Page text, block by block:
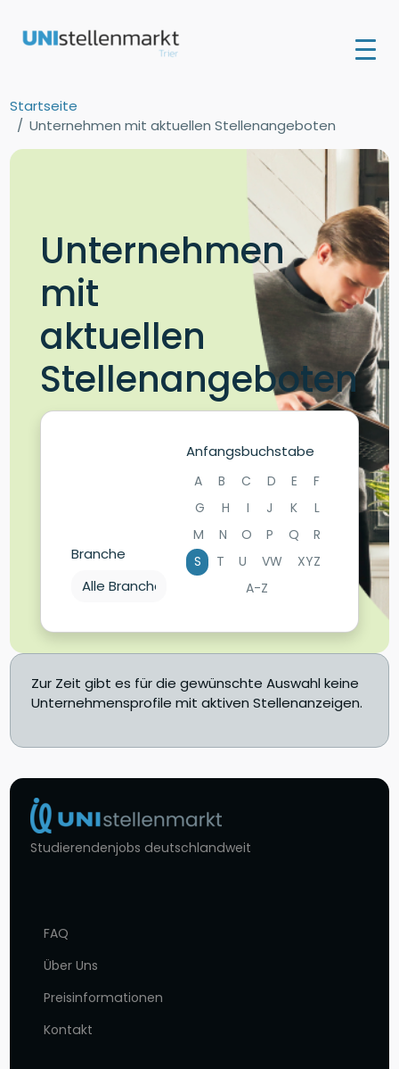
Startseite
Unternehmen mit aktuellen Stellenangeboten
Unternehmen
mit
aktuellen
Stellenangeboten
Branche
Anfangsbuchstabe
A B C D E
F
G
H I J K
L
M
N O P Q
R
S
T U VW
XYZ
A-Z
Zur Zeit gibt es für die gewünschte Auswahl keine
Unternehmensprofile mit aktiven Stellenanzeigen.
Studierendenjobs deutschlandweit
FAQ
Über Uns
Preisinformationen
Kontakt